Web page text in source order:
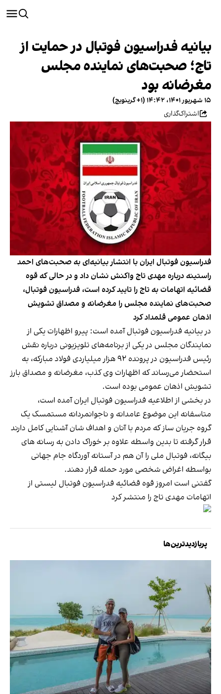
بیانیه فدراسیون فوتبال در حمایت از
تاج؛ صحبت‌های نماینده مجلس
مغرضانه بود
۱۵ شهریور ۱۴۰۱، ۱۴:۴۲ (‎+۱ گرینویچ)
اشتراک‌گذاری
فدراسیون فوتبال ایران با انتشار بیانیه‌ای به صحبت‌های احمد
راستینه درباره مهدی تاج واکنش نشان داد و در حالی که قوه
قضائیه اتهامات به تاج را تایید کرده است، فدراسیون فوتبال،
صحبت‌های نماینده مجلس را مغرضانه و مصداق تشویش
اذهان عمومی قلمداد کرد
در بیانیه فدراسیون فوتبال آمده است: پیرو اظهارات یکی از
نمایندگان مجلس در یکی از برنامه‌های تلویزیونی درباره نقش
رئیس فدراسیون در پرونده ۹۲ هزار میلیاردی فولاد مبارکه، به
استحضار می‌رساند که اظهارات وی کذب، مغرضانه و مصداق بارز
تشویش اذهان عمومی بوده است.
در بخشی از اطلاعیه فدراسیون فوتبال ایران آمده است،
متاسفانه این موضوع عامدانه و ناجوانمردانه مستمسک یک
گروه جریان ساز که مردم با آنان و اهداف شان آشنایی کامل دارند
قرار گرفته تا بدین واسطه علاوه بر خوراک دادن به رسانه های
بیگانه، فوتبال ملی را آن هم در آستانه آوردگاه جام جهانی
بواسطه اغراض شخصی مورد حمله قرار دهند.
گفتنی است امروز قوه قضائیه فدراسیون فوتبال لیستی از
اتهامات مهدی تاج را منتشر کرد
پربازدیدترین‌ها